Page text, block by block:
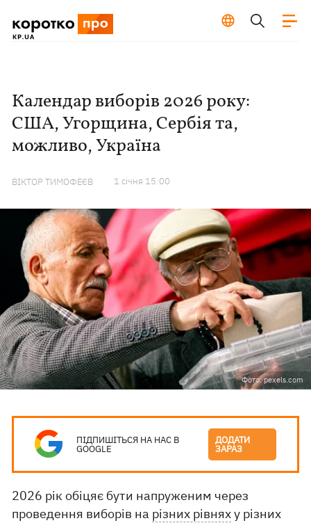
Календар виборів 2026 року:
США, Угорщина, Сербія та,
можливо, Україна
ВІКТОР ТИМОФЕЄВ 1 сiчня 15:00
Фото: pexels.com
ПІДПИШІТЬСЯ НА НАС В
GOOGLE
ДОДАТИ
ЗАРАЗ
2026 рік обіцяє бути напруженим через
проведення виборів на різних рівняху різних